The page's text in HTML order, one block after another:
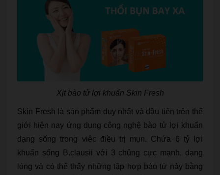
Xịt bào tử lợi khuẩn Skin Fresh
Skin Fresh là sản phẩm duy nhất và đầu tiên trên thế
giới hiện nay ứng dụng công nghệ bào tử lợi khuẩn
dạng sống trong việc điều trị mụn. Chứa 6 tỷ lợi
khuẩn sống B.clausii với 3 chủng cực mạnh, dạng
lỏng và có thể thấy những tập hợp bào tử này bằng